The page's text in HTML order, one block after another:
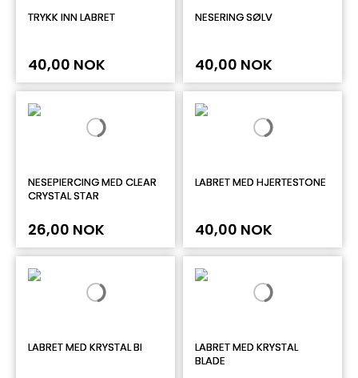
TRYKK INN LABRET
40,00 NOK
NESERING SØLV
40,00 NOK
NESEPIERCING MED CLEAR
CRYSTAL STAR
26,00 NOK
LABRET MED HJERTESTONE
40,00 NOK
LABRET MED KRYSTAL BI
LABRET MED KRYSTAL
BLADE